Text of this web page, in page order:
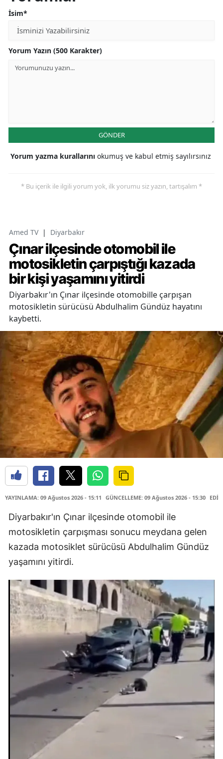
İsim*
Yorum Yazın (500 Karakter)
GÖNDER
Yorum yazma kurallarını okumuş ve kabul etmiş sayılırsınız
* Bu içerik ile ilgili yorum yok, ilk yorumu siz yazın, tartışalım *
Amed TV | Diyarbakır
Çınar ilçesinde otomobil ile
motosikletin çarpıştığı kazada
bir kişi yaşamını yitirdi
Diyarbakır'ın Çınar ilçesinde otomobille çarpışan
motosikletin sürücüsü Abdulhalim Gündüz hayatını
kaybetti.
YAYINLAMA: 09 Ağustos 2026 - 15:11 GÜNCELLEME: 09 Ağustos 2026 - 15:30
Diyarbakır'ın Çınar ilçesinde otomobil ile
motosikletin çarpışması sonucu meydana gelen
kazada motosiklet sürücüsü Abdulhalim Gündüz
yaşamını yitirdi.